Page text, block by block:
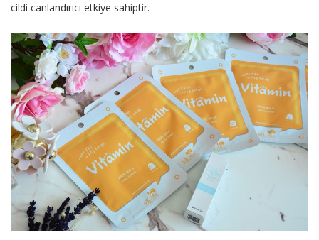
cildi canlandırıcı etkiye sahiptir.